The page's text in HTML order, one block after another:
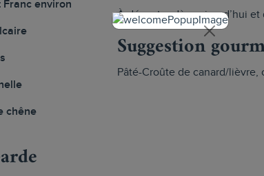
Franc environ
chêne
À déguster dès aujourd’hui
Suggestion
Pâté-Croûte de canard/